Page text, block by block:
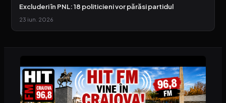
Excluderi în PNL: 18 politicieni vor părăsi partidul
23 iun. 2026